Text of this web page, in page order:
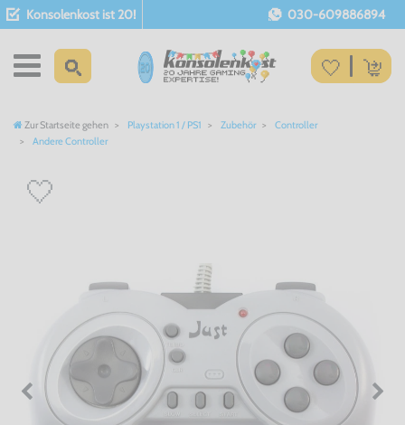
Konsolenkost ist 20! 030-609886894
Zur Startseite gehen Playstation 1 / PS1 Zubehör
Controller
Andere Controller